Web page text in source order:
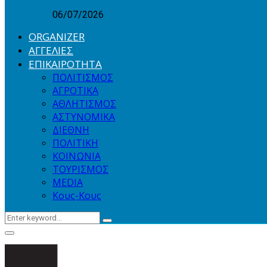
06/07/2026
ORGANIZER
ΑΓΓΕΛΙΕΣ
ΕΠΙΚΑΙΡΟΤΗΤΑ
ΠΟΛΙΤΙΣΜΟΣ
ΑΓΡΟΤΙΚΑ
ΑΘΛΗΤΙΣΜΟΣ
ΑΣΤΥΝΟΜΙΚΑ
ΔΙΕΘΝΗ
ΠΟΛΙΤΙΚΗ
ΚΟΙΝΩΝΙΑ
ΤΟΥΡΙΣΜΟΣ
MEDIA
Κους-Κους
Search
Search
Primary
Menu